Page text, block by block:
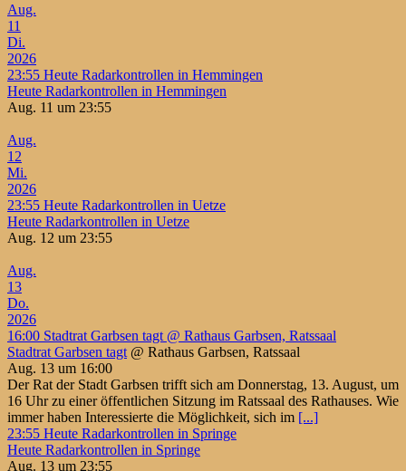
Aug.
11
Di.
2026
23:55 Heute Radarkontrollen in Hemmingen
Heute Radarkontrollen in Hemmingen
Aug. 11 um 23:55
Aug.
12
Mi.
2026
23:55 Heute Radarkontrollen in Uetze
Heute Radarkontrollen in Uetze
Aug. 12 um 23:55
Aug.
13
Do.
2026
16:00 Stadtrat Garbsen tagt @ Rathaus Garbsen, Ratssaal
Stadtrat Garbsen tagt @ Rathaus Garbsen, Ratssaal
Aug. 13 um 16:00
Der Rat der Stadt Garbsen trifft sich am Donnerstag, 13. August, um
16 Uhr zu einer öffentlichen Sitzung im Ratssaal des Rathauses. Wie
immer haben Interessierte die Möglichkeit, sich im [...]
23:55 Heute Radarkontrollen in Springe
Heute Radarkontrollen in Springe
Aug. 13 um 23:55